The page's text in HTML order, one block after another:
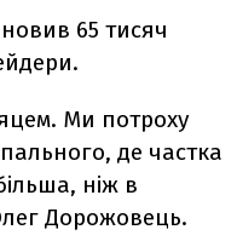
65 тисяч
Ми потроху
де частка
ніж в
Дорожовець.